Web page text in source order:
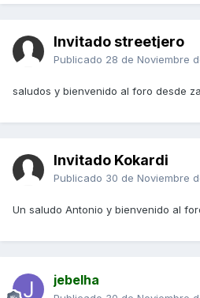
Invitado streetjero
Publicado 28 de Noviembre
saludos y bienvenido al foro desde
Invitado Kokardi
Publicado 30 de Noviembre
Un saludo Antonio y bienvenido al
jebelha